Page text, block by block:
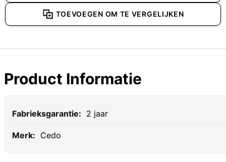
TOEVOEGEN OM TE VERGELIJKEN
Product Informatie
Specificaties
2 jaar
Cedo